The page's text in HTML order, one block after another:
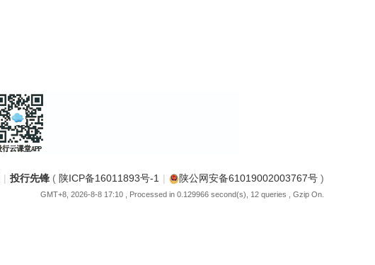
| 投行先锋 ( 陕ICP备16011893号-1 | 陕公网安备61019002003767号 )
GMT+8, 2026-8-8 17:10 , Processed in 0.129966 second(s), 12 queries , Gzip On.